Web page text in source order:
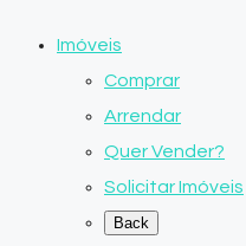
Imóveis
Comprar
Arrendar
Quer Vender?
Solicitar Imóveis
Back